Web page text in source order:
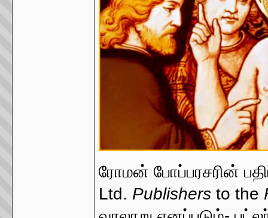
ரோமன் போப்பரசரின்
Ltd. Publishers to the